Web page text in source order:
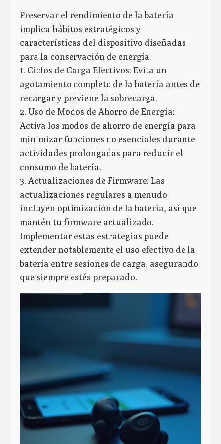
Preservar el rendimiento de la batería
implica hábitos estratégicos y
características del dispositivo diseñadas
para la conservación de energía.
1. Ciclos de Carga Efectivos: Evita un
agotamiento completo de la batería antes de
recargar y previene la sobrecarga.
2. Uso de Modos de Ahorro de Energía:
Activa los modos de ahorro de energía para
minimizar funciones no esenciales durante
actividades prolongadas para reducir el
consumo de batería.
3. Actualizaciones de Firmware: Las
actualizaciones regulares a menudo
incluyen optimización de la batería, así que
mantén tu firmware actualizado.
Implementar estas estrategias puede
extender notablemente el uso efectivo de la
batería entre sesiones de carga, asegurando
que siempre estés preparado.